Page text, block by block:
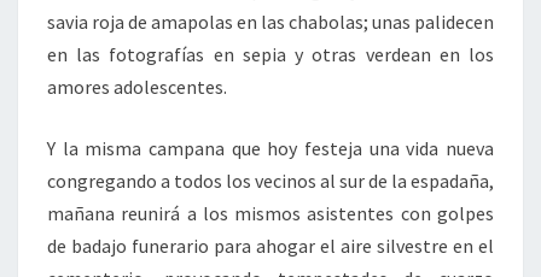
savia roja de amapolas en las chabolas; unas palidecen
en las fotografías en sepia y otras verdean en los
amores adolescentes.
Y la misma campana que hoy festeja una vida nueva
congregando a todos los vecinos al sur de la espadaña,
mañana reunirá a los mismos asistentes con golpes
de badajo funerario para ahogar el aire silvestre en el